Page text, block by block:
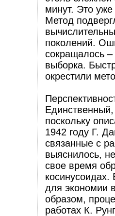
минут. Это
Метод
поколений.
сокращалось
выборка.
окрестили
поскольку
1942 году Г.
связанные с
выяснилось,
свое время
косинусоидах.
для экономии
образом,
работах К.